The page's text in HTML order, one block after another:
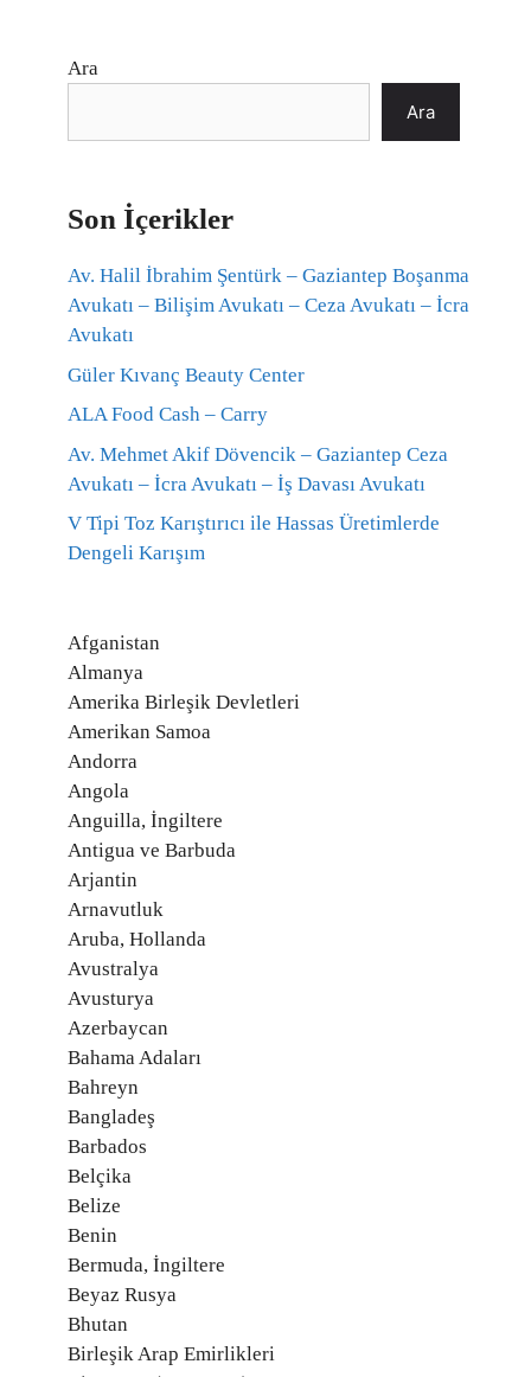
Ara
Ara
Son İçerikler
Av. Halil İbrahim Şentürk – Gaziantep Boşanma
Avukatı – Bilişim Avukatı – Ceza Avukatı – İcra
Avukatı
Güler Kıvanç Beauty Center
ALA Food Cash – Carry
Av. Mehmet Akif Dövencik – Gaziantep Ceza
Avukatı – İcra Avukatı – İş Davası Avukatı
V Tipi Toz Karıştırıcı ile Hassas Üretimlerde
Dengeli Karışım
Afganistan
Almanya
Amerika Birleşik Devletleri
Amerikan Samoa
Andorra
Angola
Anguilla, İngiltere
Antigua ve Barbuda
Arjantin
Arnavutluk
Aruba, Hollanda
Avustralya
Avusturya
Azerbaycan
Bahama Adaları
Bahreyn
Bangladeş
Barbados
Belçika
Belize
Benin
Bermuda, İngiltere
Beyaz Rusya
Bhutan
Birleşik Arap Emirlikleri